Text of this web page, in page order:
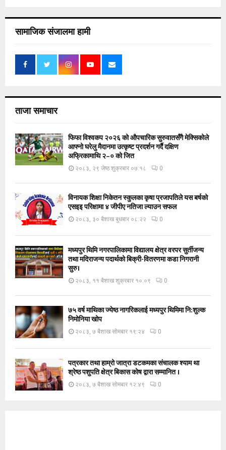
सामाजिक संजालमा हामी
ताजा समाचार
फिफा विश्वकप २०२६ को औपचारिक सुरुवातसँगै मेक्सिकोले
आफ्नो घरेलु मैदानमा उत्कृष्ट प्रदर्शन गर्दै दक्षिण
अफ्रिकामाथि २–० को जित
२०८३, २९ जेष्ठ शुक्रबार ०७:१८ 0
विनायक शिक्षा निकेतन स्कुलका कृषा प्रजापतिले यस बर्षको
एसइइ परिक्षामा ४ जीपीए नतिजा ल्याउन सफल
२०८३, ३० बैशाख बुधबार ०८:२२ 0
मध्यपुर थिमि नगरपालिकामा विद्यालय क्षेत्र वरपर सुर्तीजन्य
तथा मदिराजन्य पदार्थको बिक्री-वितरणमा कडा निगरानी
सुरु।
२०८३, ११ बैशाख शुक्रबार १०:०९ 0
७५ वर्ष माथिका ज्येष्ठ नागरिकलाई मध्यपुर थिमिमा नि:शुल्क
निमोनिया खोप
२०८३, ७ बैशाख सोमबार १९:२४ 0
पत्रकार तथा हाम्रो जात्रा डटकमका संचालक श्याम था
श्रेष्ठ पशुपति क्षेत्र बिकास कोष द्वारा सम्मानित ।
२०८३, ७ बैशाख सोमबार १२:४९ 0